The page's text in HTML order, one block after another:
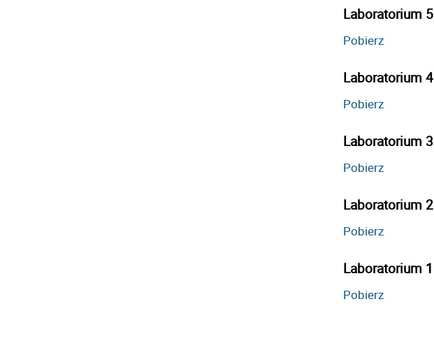
Laboratorium 5
Pobierz
Laboratorium 4
Pobierz
Laboratorium 3
Pobierz
Laboratorium 2
Pobierz
Laboratorium 1
Pobierz